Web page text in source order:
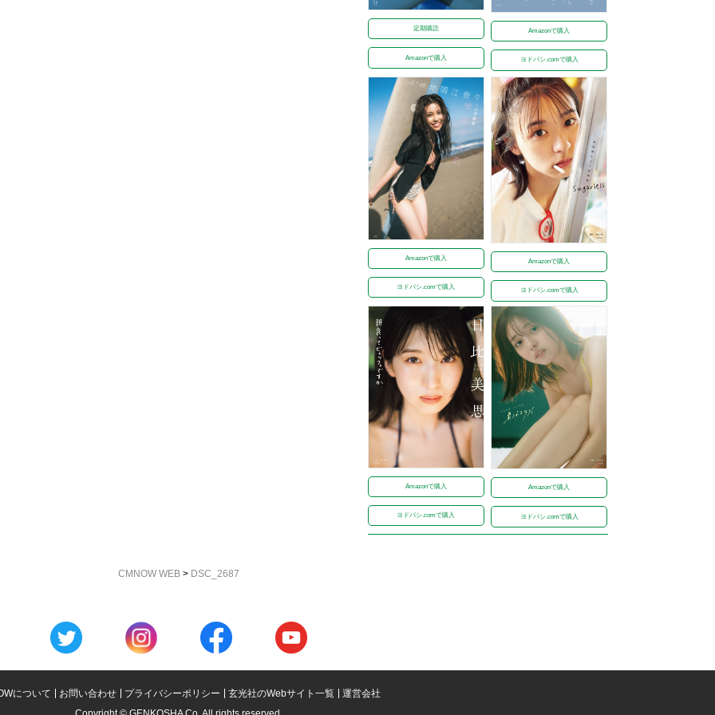
定期購読
Amazonで購入
Amazonで購入
ヨドバシ.comで購入
Amazonで購入
ヨドバシ.comで購入
Amazonで購入
ヨドバシ.comで購入
Amazonで購入
ヨドバシ.comで購入
Amazonで購入
ヨドバシ.comで購入
CMNOW WEB > DSC_2687
について お問い合わせ プライバシーポリシー 玄光社のWebサイト一覧
運営会社